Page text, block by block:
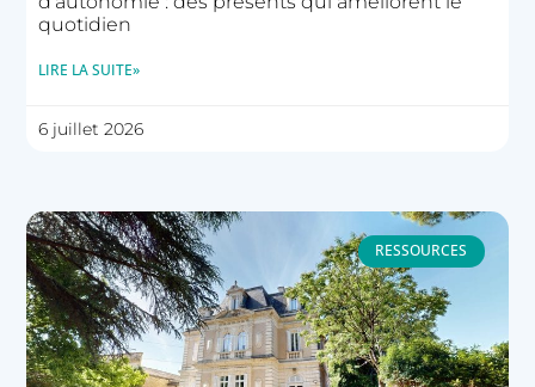
quotidien
LIRE LA SUITE»
6 juillet 2026
RESSOURCES